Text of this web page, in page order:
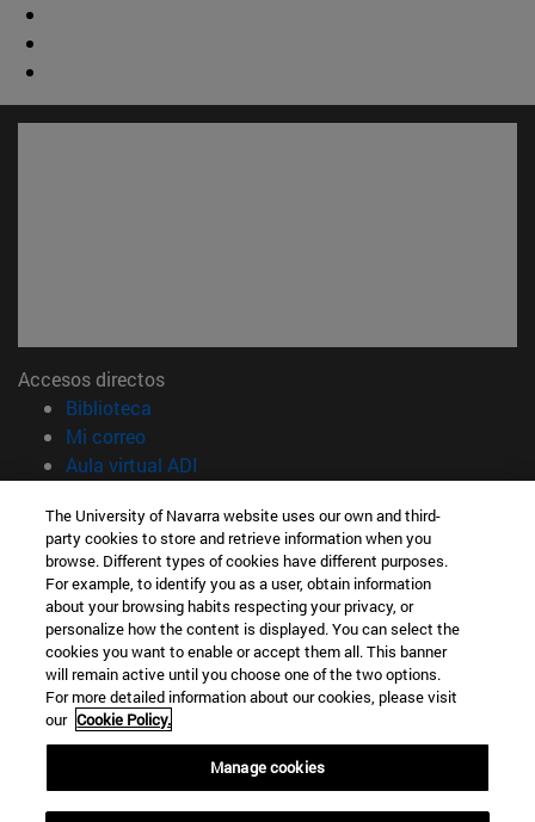
Accesos directos
Biblioteca
Mi correo(abre en nueva ventana)
Aula virtual ADI
Trabaja con nosotros(abre en nueva ventana)
Información
TFNO +34 914 514 341
¿QUÉ MÁSTER TE INTERESA?
© Universidad de Navarra
Información legal
Accesibilidad
Configuración de cookies
Localizador de campus
The University of Navarra website uses our own and third-
party cookies to store and retrieve information when you
browse. Different types of cookies have different purposes.
For example, to identify you as a user, obtain information
about your browsing habits respecting your privacy, or
personalize how the content is displayed. You can select the
cookies you want to enable or accept them all. This banner
will remain active until you choose one of the two options.
For more detailed information about our cookies, please visit
our Cookie Policy.
Manage cookies